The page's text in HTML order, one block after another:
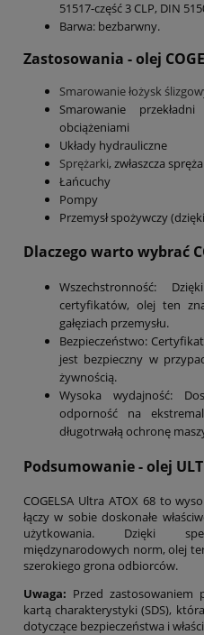
51517-część 3 CLP, DIN
Barwa: bezbarwny.
Zastosowania - olej
Smarowanie łożysk
Smarowanie
obciążeniami
Układy hydrauliczne
Sprężarki, zwłaszcza
Łańcuchy
Pompy
Przemysł spożywczy
Dlaczego warto wybrać
Wszechstronność:
certyfikatów, olej ten
gałęziach przemysłu.
Bezpieczeństwo:
jest bezpieczny w
żywnością.
Wysoka wydajność:
odporność na
długotrwałą ochronę
Podsumowanie - olej
COGELSA Ultra ATOX 68 to
łączy w sobie doskonałe
użytkowania. Dzięki
międzynarodowych norm, olej
szerokiego grona odbiorców.
Uwaga: Przed zastosowaniem
kartą charakterystyki (SDS),
dotyczące bezpieczeństwa i